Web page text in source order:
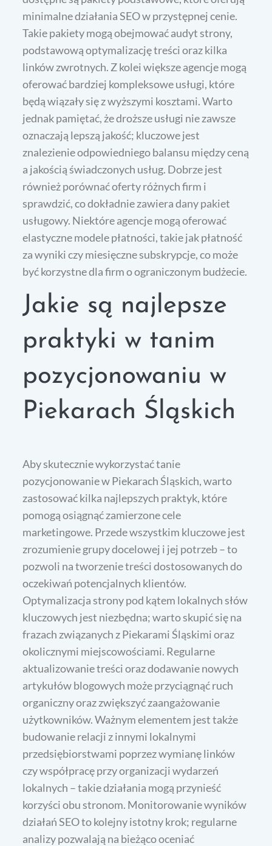
minimalne działania SEO w przystępnej cenie.
Takie pakiety mogą obejmować audyt strony,
podstawową optymalizację treści oraz kilka
linków zwrotnych. Z kolei większe agencje mogą
oferować bardziej kompleksowe usługi, które
będą wiązały się z wyższymi kosztami. Warto
jednak pamiętać, że droższe usługi nie zawsze
oznaczają lepszą jakość; kluczowe jest
znalezienie odpowiedniego balansu między ceną
a jakością świadczonych usług. Dobrze jest
również porównać oferty różnych firm i
sprawdzić, co dokładnie zawiera dany pakiet
usługowy. Niektóre agencje mogą oferować
elastyczne modele płatności, takie jak płatność
za wyniki czy miesięczne subskrypcje, co może
być korzystne dla firm o ograniczonym budżecie.
Jakie są najlepsze
praktyki w tanim
pozycjonowaniu w
Piekarach Śląskich
Aby skutecznie wykorzystać tanie
pozycjonowanie w Piekarach Śląskich, warto
zastosować kilka najlepszych praktyk, które
pomogą osiągnąć zamierzone cele
marketingowe. Przede wszystkim kluczowe jest
zrozumienie grupy docelowej i jej potrzeb – to
pozwoli na tworzenie treści dostosowanych do
oczekiwań potencjalnych klientów.
Optymalizacja strony pod kątem lokalnych słów
kluczowych jest niezbędna; warto skupić się na
frazach związanych z Piekarami Śląskimi oraz
okolicznymi miejscowościami. Regularne
aktualizowanie treści oraz dodawanie nowych
artykułów blogowych może przyciągnąć ruch
organiczny oraz zwiększyć zaangażowanie
użytkowników. Ważnym elementem jest także
budowanie relacji z innymi lokalnymi
przedsiębiorstwami poprzez wymianę linków
czy współpracę przy organizacji wydarzeń
lokalnych – takie działania mogą przynieść
korzyści obu stronom. Monitorowanie wyników
działań SEO to kolejny istotny krok; regularne
analizy pozwalają na bieżąco oceniać